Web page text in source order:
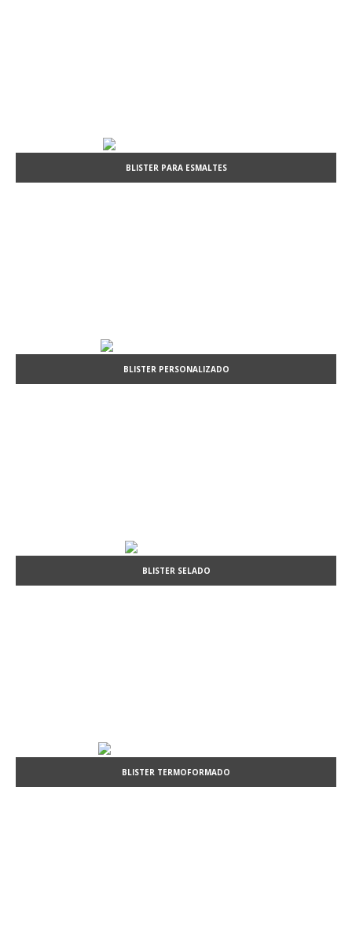
BLISTER PARA ESMALTES
BLISTER PERSONALIZADO
BLISTER SELADO
BLISTER TERMOFORMADO